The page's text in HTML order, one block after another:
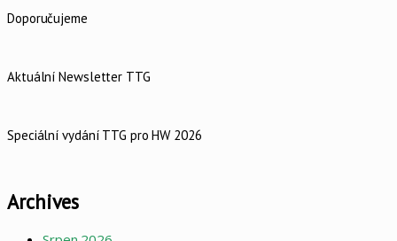
Doporučujeme
Aktuální Newsletter TTG
Speciální vydání TTG pro HW 2026
Archives